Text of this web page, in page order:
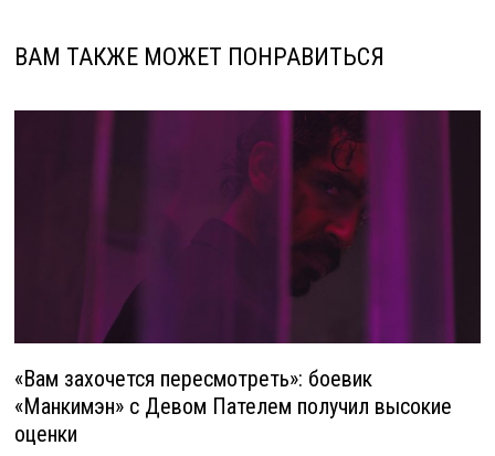
ВАМ ТАКЖЕ МОЖЕТ ПОНРАВИТЬСЯ
«Вам захочется пересмотреть»: боевик
«Манкимэн» с Девом Пателем получил высокие
оценки